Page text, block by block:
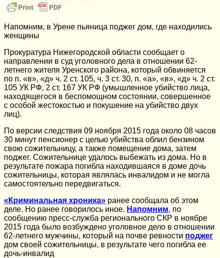
Напомним, в Урене пьяница поджег дом, где находились
женщины
Прокуратура Нижегородской области сообщает о
направлении в суд уголовного дела в отношении 62-
летнего жителя Уренского района, который обвиняется
по п. «в», «д» ч. 2 ст. 105, ч. 3 ст. 30, п. «а», «в», «д» ч. 2 ст.
105 УК РФ, 2 ст. 167 УК РФ (умышленное убийство лица,
находящегося в беспомощном состоянии, совершенное
с особой жестокостью и покушение на убийство двух
лиц).
По версии следствия 09 ноября 2015 года около 08 часов
30 минут пенсионер с целью убийства облил бензином
свою сожительницу, а также помещение дома, затем
поджег. Сожительнице удалось выбежать из дома. Но в
результате пожара погибла находившаяся в доме дочь
сожительницы, которая являлась инвалидом и не могла
самостоятельно передвигаться.
«Криминальная хроника» ранее сообщала об этом
деле. Но ранее говорилось иное. Напомним, по
сообщению пресс-служба регионального СКР в ноябре
2015 года было возбуждено уголовное дело в отношении
62-летнего мужчины, который на почве ревности поджег
дом своей сожительницы, в результате чего погибла ее
дочь-инвалид